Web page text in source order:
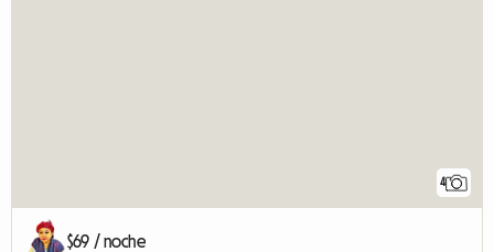
4
$69 / noche